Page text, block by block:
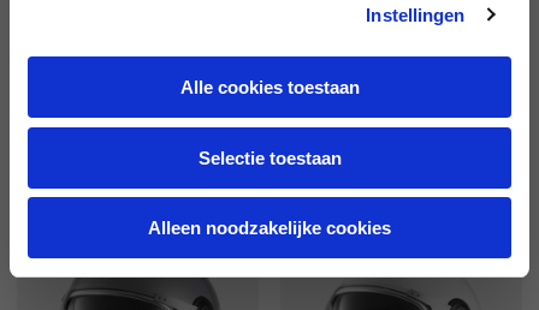
Instellingen
Alle cookies toestaan
Selectie toestaan
Alleen noodzakelijke cookies
Jethelm Visor Argentario
11 kleuren
Jethelm Visor Argentario
11 kleuren